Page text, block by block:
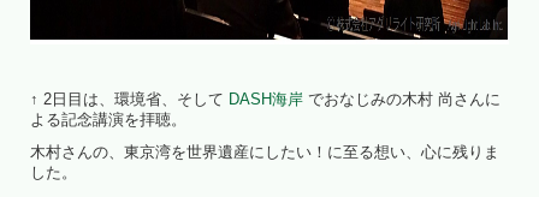
↑ 2日目は、環境省、そして DASH海岸 でおなじみの木村 尚さんに
よる記念講演を拝聴。
木村さんの、東京湾を世界遺産にしたい！に至る想い、心に残りま
した。